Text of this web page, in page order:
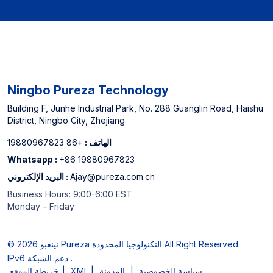
Canner Cannase Cannase
Ningbo Pureza Technology
Building F, Junhe Industrial Park, No. 288 Guanglin Road, Haishu
District, Ningbo City, Zhejiang
الهاتف : +86 19880967823
Whatsapp : +86 19880967823
البريد الإلكتروني : Ajay@pureza.com.cn
Business Hours: 9:00-6:00 EST
Monday – Friday
© 2026 نينغبو Pureza التكنولوجيا المحدودة All Right Reserved.
IPv6 دعم الشبكة .